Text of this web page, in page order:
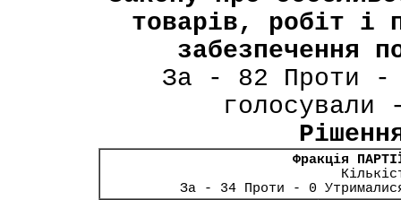
товарів, робіт і
забезпечення
За - 82 Проти -
Фракція
За - 34 Проти - 0